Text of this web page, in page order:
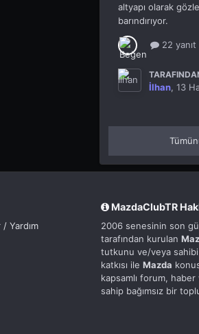
altyapı olarak
barındırıyor.
22 yanıt
İlhan, 13
/ Yardım
MazdaClubTR
2006 senesinin son
tarafından kurulan
tutkunu ve/veya
katkısı ile Mazda
kapsamlı forum, haber
sahip bağımsız bir